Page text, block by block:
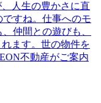
人生の豊かさに直
すね。仕事へのモ
仲間との遊びも、
ます。世の物件を
不動産がご案内